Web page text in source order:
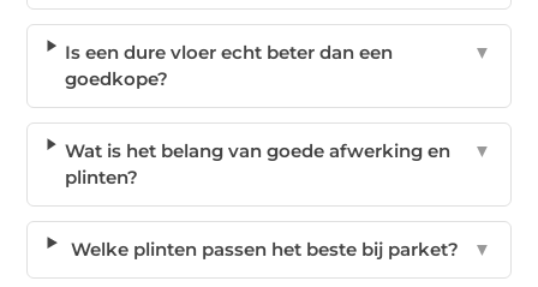
Is een dure vloer echt beter dan een
goedkope?
▼
Wat is het belang van goede afwerking en
plinten?
▼
Welke plinten passen het beste bij parket? ▼